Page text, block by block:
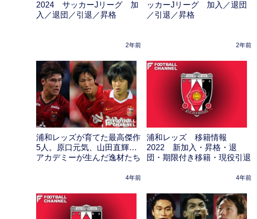
2024 サッカーJリーグ 加
入／退団／引退／昇格
2年前
ッカーJリーグ 加入／退団
／引退／昇格
2年前
浦和レッズが育てた最高傑作
5人。原口元気、山田直輝…
アカデミーが生んだ逸材たち
4年前
浦和レッズ 移籍情報
2022 新加入・昇格・退
団・期限付き移籍・現役引退
4年前